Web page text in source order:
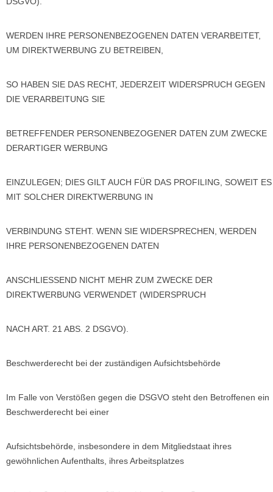
WERDEN IHRE PERSONENBEZOGENEN DATEN VERARBEITET,
UM DIREKTWERBUNG ZU BETREIBEN,
SO HABEN SIE DAS RECHT, JEDERZEIT WIDERSPRUCH GEGEN
DIE VERARBEITUNG SIE
BETREFFENDER PERSONENBEZOGENER DATEN ZUM ZWECKE
DERARTIGER WERBUNG
EINZULEGEN; DIES GILT AUCH FÜR DAS PROFILING, SOWEIT ES
MIT SOLCHER DIREKTWERBUNG IN
VERBINDUNG STEHT. WENN SIE WIDERSPRECHEN, WERDEN
IHRE PERSONENBEZOGENEN DATEN
ANSCHLIESSEND NICHT MEHR ZUM ZWECKE DER
DIREKTWERBUNG VERWENDET (WIDERSPRUCH
NACH ART. 21 ABS. 2 DSGVO).
Beschwerderecht bei der zuständigen Aufsichtsbehörde
Im Falle von Verstößen gegen die DSGVO steht den Betroffenen ein
Beschwerderecht bei einer
Aufsichtsbehörde, insbesondere in dem Mitgliedstaat ihres
gewöhnlichen Aufenthalts, ihres Arbeitsplatzes